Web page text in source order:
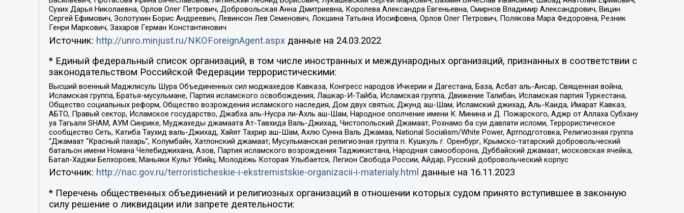
Сухих Дарья Николаевна, Орлов Олег Петрович, Добровольская Анна Дмитриевна, Королева Александра Евгеньевна, Смирнов Владимир Александрович, Вицин
Сергей Ефимович, Золотухин Борис Андреевич, Левинсон Лев Семенович, Локшина Татьяна Иосифовна, Орлов Олег Петрович, Полякова Мара Федоровна, Резник
Генри Маркович, Захаров Герман Константинович
Источник: http://unro.minjust.ru/NKOForeignAgent.aspxданные на 24.03.2022
* Единый федеральный список организаций, в том числе иностранных и международных организаций, признанных в соответствии с
законодательством Российской Федерации террористическими:
Высший военный Маджлисуль Шура Объединенных сил моджахедов Кавказа, Конгресс народов Ичкерии и Дагестана, База, Асбат аль-Ансар, Священная война,
Исламская группа, Братья-мусульмане, Партия исламского освобождения, Лашкар-И-Тайба, Исламская группа, Движение Талибан, Исламская партия Туркестана,
Общество социальных реформ, Общество возрождения исламского наследия, Дом двух святых, Джунд аш-Шам, Исламский джихад, Аль-Каида, Имарат Кавказ,
АБТО, Правый сектор, Исламское государство, Джабха аль-Нусра ли-Ахль аш-Шам, Народное ополчение имени К. Минина и Д. Пожарского, Аджр от Аллаха Субхану
уа Тагьаля SHAM, АУМ Синрике, Муджахеды джамаата Ат-Тавхида Валь-Джихад, Чистопольский Джамаат, Рохнамо ба суи давлати исломи, Террористическое
сообщество Сеть, Катиба Таухид валь-Джихад, Хайят Тахрир аш-Шам, Ахлю Сунна Валь Джамаа, National Socialism/White Power, Артподготовка, Религиозная группа
“Джамаат “Красный пахарь”, Колумбайн, Хатлонский джамаат, Мусульманская религиозная группа п. Кушкуль г. Оренбург, Крымско-татарский добровольческий
батальон имени Номана Челебиджихана, Азов, Партия исламского возрождения Таджикистана, Народная самооборона, Дуббайский джамаат, московская ячейка,
Батал-Хаджи Белхороев, Маньяки Культ Убийц, Молодёжь Которая Улыбается, Легион Свобода России, Айдар, Русский добровольческий корпус
Источник: http://nac.gov.ru/terroristicheskie-i-ekstremistskie-organizacii-i-materialy.html данные на 16.11.2023
* Перечень общественных объединений и религиозных организаций в отношении которых судом принято вступившее в законную
силу решение о ликвидации или запрете деятельности: